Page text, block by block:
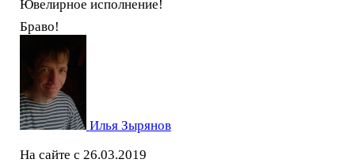
Ювелирное исполнение!
Браво!
Илья Зырянов
На сайте с 26.03.2019